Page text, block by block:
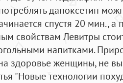
дапоксетин
спустя 20 мин.,
свойствам Левитры
напитками.
здоровье женщины, не
"Новые технологии